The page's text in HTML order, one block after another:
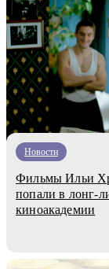
Новости
Фильмы Ильи
попали в лонг-
киноакадемии